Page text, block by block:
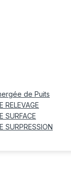
de Puits
RELEVAGE
SURFACE
SURPRESSION